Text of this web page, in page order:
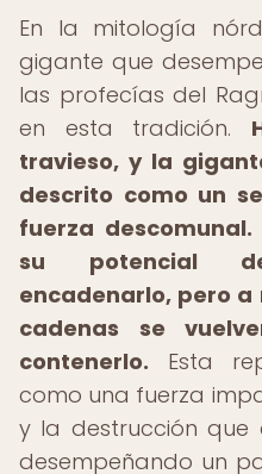
En la mitología
gigante que
las profecías del
en esta tradición.
travieso, y la
descrito como un
fuerza descomunal.
su potencial
encadenarlo, pero
cadenas se
contenerlo. Esta
como una fuerza
y la destrucción
desempeñando un